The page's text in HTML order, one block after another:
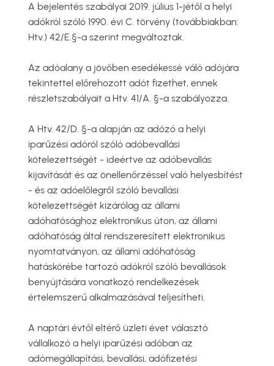
A bejelentés szabályai 2019. július 1-jétől a helyi
adókról szóló 1990. évi C. törvény (továbbiakban:
Htv.) 42/E.§-a szerint megváltoztak.
Az adóalany a jövőben esedékessé váló adójára
tekintettel előrehozott adót fizethet, ennek
részletszabályait a Htv. 41/A. §-a szabályozza.
A Htv. 42/D. §-a alapján az adózó a helyi
iparűzési adóról szóló adóbevallási
kötelezettségét - ideértve az adóbevallás
kijavítását és az önellenőrzéssel való helyesbítést
- és az adóelőlegről szóló bevallási
kötelezettségét kizárólag az állami
adóhatósághoz elektronikus úton, az állami
adóhatóság által rendszeresített elektronikus
nyomtatványon, az állami adóhatóság
hatáskörébe tartozó adókról szóló bevallások
benyújtására vonatkozó rendelkezések
értelemszerű alkalmazásával teljesítheti.
A naptári évtől eltérő üzleti évet választó
vállalkozó a helyi iparűzési adóban az
adómegállapítási, bevallási, adófizetési